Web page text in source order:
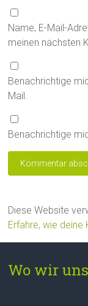
Name, E-Mail-
meinen nächsten
Benachrichtige
Mail.
Benachrichtige
Diese Website
Erfahre, wie
Wo wir